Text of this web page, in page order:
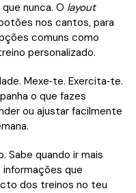
nunca. O layout
nos cantos, para
comuns como
personalizado.
Mexe‑te. Exercita‑te.
o que fazes
ou ajustar facilmente
Sabe quando ir mais
informações que
dos treinos no teu